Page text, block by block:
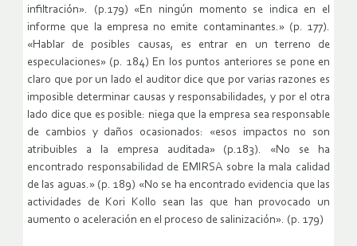
infiltración». (p.179) «En ningún momento se indica en el
informe que la empresa no emite contaminantes.» (p. 177).
«Hablar de posibles causas, es entrar en un terreno de
especulaciones» (p. 184) En los puntos anteriores se pone en
claro que por un lado el auditor dice que por varias razones es
imposible determinar causas y responsabilidades, y por el otra
lado dice que es posible: niega que la empresa sea responsable
de cambios y daños ocasionados: «esos impactos no son
atribuibles a la empresa auditada» (p.183). «No se ha
encontrado responsabilidad de EMIRSA sobre la mala calidad
de las aguas.» (p. 189) «No se ha encontrado evidencia que las
actividades de Kori Kollo sean las que han provocado un
aumento o aceleración en el proceso de salinización». (p. 179)